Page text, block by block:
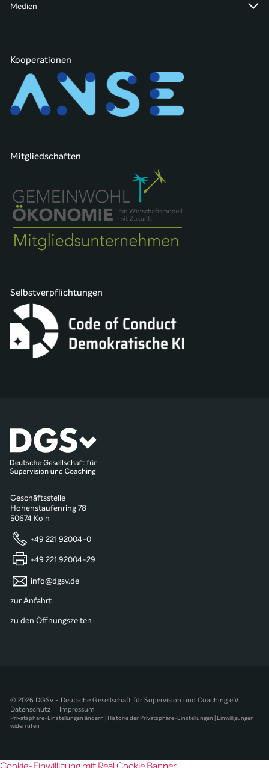
Medien
Kooperationen
Mitgliedschaften
Selbstverpflichtungen
Geschäftsstelle
Hohenstaufenring 78
50674 Köln
+49 221 92004-0
+49 221 92004-29
info@dgsv.de
zur Anfahrt
zu den Öffnungszeiten
© 2026 DGSv - Deutsche Gesellschaft für Supervision und Coaching e.V.
Datenschutz
Impressum
Privatsphäre-Einstellungen ändern | Historie der Privatsphäre-Einstellungen | Einwilligungen
widerrufen